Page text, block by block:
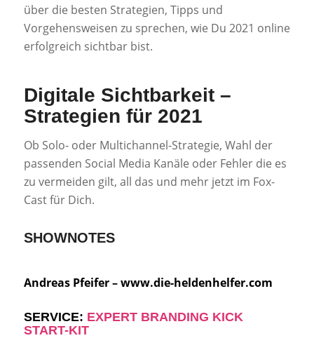
über die besten Strategien, Tipps und
Vorgehensweisen zu sprechen, wie Du 2021 online
erfolgreich sichtbar bist.
Digitale Sichtbarkeit –
Strategien für 2021
Ob Solo- oder Multichannel-Strategie, Wahl der
passenden Social Media Kanäle oder Fehler die es
zu vermeiden gilt, all das und mehr jetzt im Fox-
Cast für Dich.
SHOWNOTES
Andreas Pfeifer –www.die-heldenhelfer.com
SERVICE: EXPERT BRANDING KICK
START-KIT